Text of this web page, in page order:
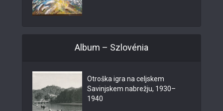
Album – Szlovénia
Otroška igra na celjskem
Savinjskem nabrežju, 1930–
1940